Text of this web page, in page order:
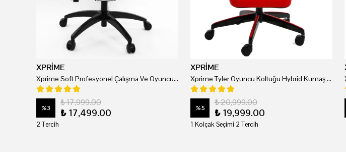
XPRİME
Xprime Soft Profesyonel Çalışma Ve Oyuncu Koltuğu
%3
₺ 17,999.00
₺ 17,499.00
2 Tercih
XPRİME
Xprime Tyler Oyuncu Koltuğu Hybrid Kumaş Kırmızı
%5
₺ 20,999.00
₺ 19,999.00
1 Kolçak Seçimi 2 Tercih